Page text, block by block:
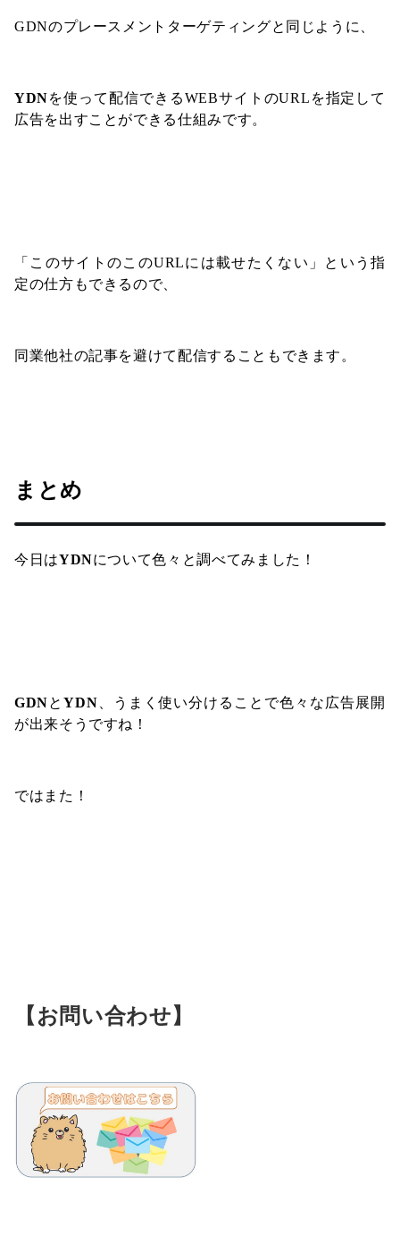
GDNのプレースメントターゲティングと同じように、
YDNを使って配信できるWEBサイトのURLを指定して
広告を出すことができる仕組みです。
「このサイトのこのURLには載せたくない」という指
定の仕方もできるので、
同業他社の記事を避けて配信することもできます。
まとめ
今日はYDNについて色々と調べてみました！
GDNとYDN 、うまく使い分けることで色々な広告展開
が出来そうですね！
ではまた！
【お問い合わせ】